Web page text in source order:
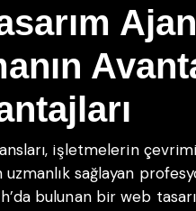
işletmelerin
sağlayan
bulunan bir web